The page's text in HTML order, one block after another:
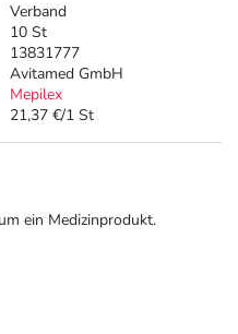
Verband
10 St
13831777
Avitamed GmbH
Mepilex
21,37 €/1 St
ein Medizinprodukt.